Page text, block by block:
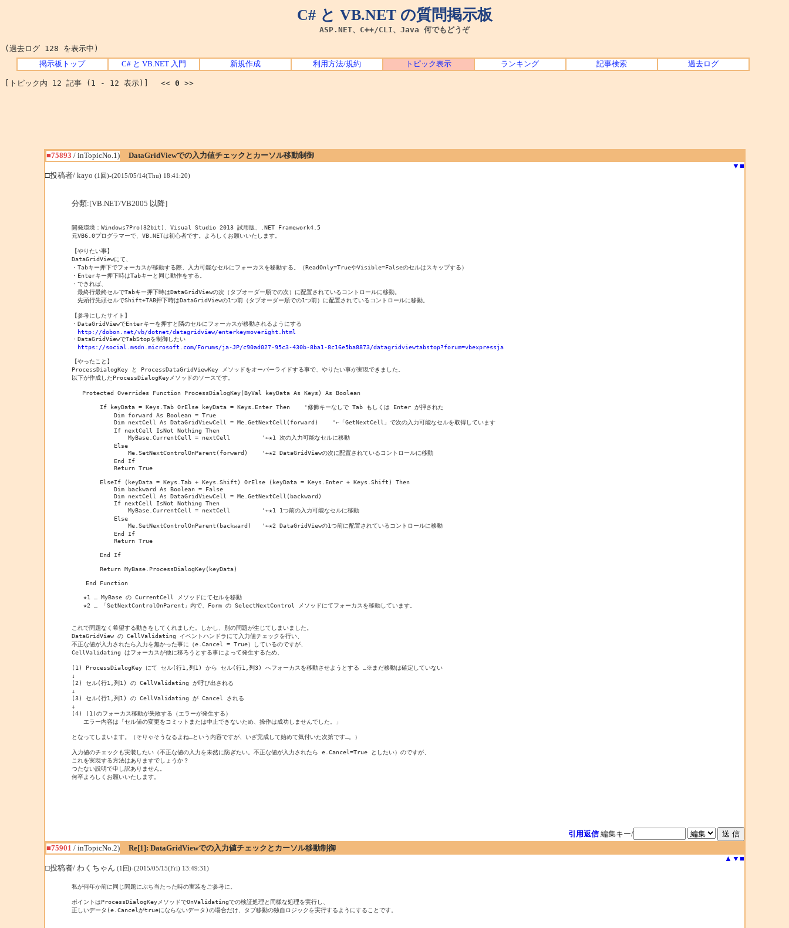
C# と VB.NET の質問掲示板
ASP.NET、C++/CLI、Java 何でもどうぞ
(過去ログ 128 を表示中)
掲示板トップ C# と VB.NET 入門 新規作成 利用方法/規約 トピック表示 ランキング 記事検索 過去ログ
[トピック内 12 記事 (1 - 12 表示)] << 0 >>
■75893 / inTopicNo.1)
DataGridViewでの入力値チェックとカーソル移動制御
▼ ■
□投稿者/ kayo (1回)-(2015/05/14(Thu) 18:41:20)
分類:[VB.NET/VB2005 以降]
開発環境：Windows7Pro(32bit)、Visual Studio 2013 試用版、.NET Framework4.5
元VB6.0プログラマーで、VB.NETは初心者です。よろしくお願いいたします。
【やりたい事】
DataGridViewにて、
・Tabキー押下でフォーカスが移動する際、入力可能なセルにフォーカスを移動する。（ReadOnly=TrueやVisible=Falseのセルはスキップする）
・Enterキー押下時はTabキーと同じ動作をする。
・できれば、
最終行最終セルでTabキー押下時はDataGridViewの次（タブオーダー順での次）に配置されているコントロールに移動。
先頭行先頭セルでShift+TAB押下時はDataGridViewの1つ前（タブオーダー順での1つ前）に配置されているコントロールに移動。
【参考にしたサイト】
・DataGridViewでEnterキーを押すと隣のセルにフォーカスが移動されるようにする
http://dobon.net/vb/dotnet/datagridview/enterkeymoveright.html
・DataGridViewでTabStopを制御したい
https://social.msdn.microsoft.com/Forums/ja-JP/c90ad027-95c3-430b-8ba1-8c16e5ba8873/datagridviewtabstop?forum=vbexpressja
【やったこと】
ProcessDialogKey と ProcessDataGridViewKey メソッドをオーバーライドする事で、やりたい事が実現できました。
以下が作成したProcessDialogKeyメソッドのソースです。
   Protected Overrides Function ProcessDialogKey(ByVal keyData As Keys) As Boolean
        If keyData = Keys.Tab OrElse keyData = Keys.Enter Then    '修飾キーなしで Tab もしくは Enter が押された
            Dim forward As Boolean = True
            Dim nextCell As DataGridViewCell = Me.GetNextCell(forward)    '←「GetNextCell」で次の入力可能なセルを取得しています
            If nextCell IsNot Nothing Then
                MyBase.CurrentCell = nextCell         '←★1 次の入力可能なセルに移動
            Else
                Me.SetNextControlOnParent(forward)    '←★2 DataGridViewの次に配置されているコントロールに移動
            End If
            Return True
        ElseIf (keyData = Keys.Tab + Keys.Shift) OrElse (keyData = Keys.Enter + Keys.Shift) Then
            Dim backward As Boolean = False
            Dim nextCell As DataGridViewCell = Me.GetNextCell(backward)
            If nextCell IsNot Nothing Then
                MyBase.CurrentCell = nextCell         '←★1 1つ前の入力可能なセルに移動
            Else
                Me.SetNextControlOnParent(backward)   '←★2 DataGridViewの1つ前に配置されているコントロールに移動
            End If
            Return True
        End If
        Return MyBase.ProcessDialogKey(keyData)
    End Function
★1 … MyBase の CurrentCell メソッドにてセルを移動
★2 … 「SetNextControlOnParent」内で、Form の SelectNextControl メソッドにてフォーカスを移動しています。
これで問題なく希望する動きをしてくれました。しかし、別の問題が生じてしまいました。
DataGridView の CellValidating イベントハンドラにて入力値チェックを行い、
不正な値が入力されたら入力を無かった事に（e.Cancel = True）しているのですが、
CellValidating はフォーカスが他に移ろうとする事によって発生するため、
(1) ProcessDialogKey にて セル(行1,列1) から セル(行1,列3) へフォーカスを移動させようとする …※まだ移動は確定していない
↓
(2) セル(行1,列1) の CellValidating が呼び出される
↓
(3) セル(行1,列1) の CellValidating が Cancel される
↓
(4) (1)のフォーカス移動が失敗する（エラーが発生する）
エラー内容は「セル値の変更をコミットまたは中止できないため、操作は成功しませんでした。」
となってしまいます。（そりゃそうなるよね…という内容ですが、いざ完成して始めて気付いた次第です…。）
入力値のチェックも実装したい（不正な値の入力を未然に防ぎたい。不正な値が入力されたら e.Cancel=True としたい）のですが、
これを実現する方法はありますでしょうか？
つたない説明で申し訳ありません。
何卒よろしくお願いいたします。
引用返信 編集キー/
■75901 / inTopicNo.2)
Re[1]: DataGridViewでの入力値チェックとカーソル移動制御
▲ ▼ ■
□投稿者/ わくちゃん (1回)-(2015/05/15(Fri) 13:49:31)
私が何年か前に同じ問題にぶち当たった時の実装をご参考に。
ポイントはProcessDialogKeyメソッドでOnValidatingでの検証処理と同様な処理を実行し、
正しいデータ(e.Cancelがtrueにならないデータ)の場合だけ、タブ移動の独自ロジックを実行するようにすることです。